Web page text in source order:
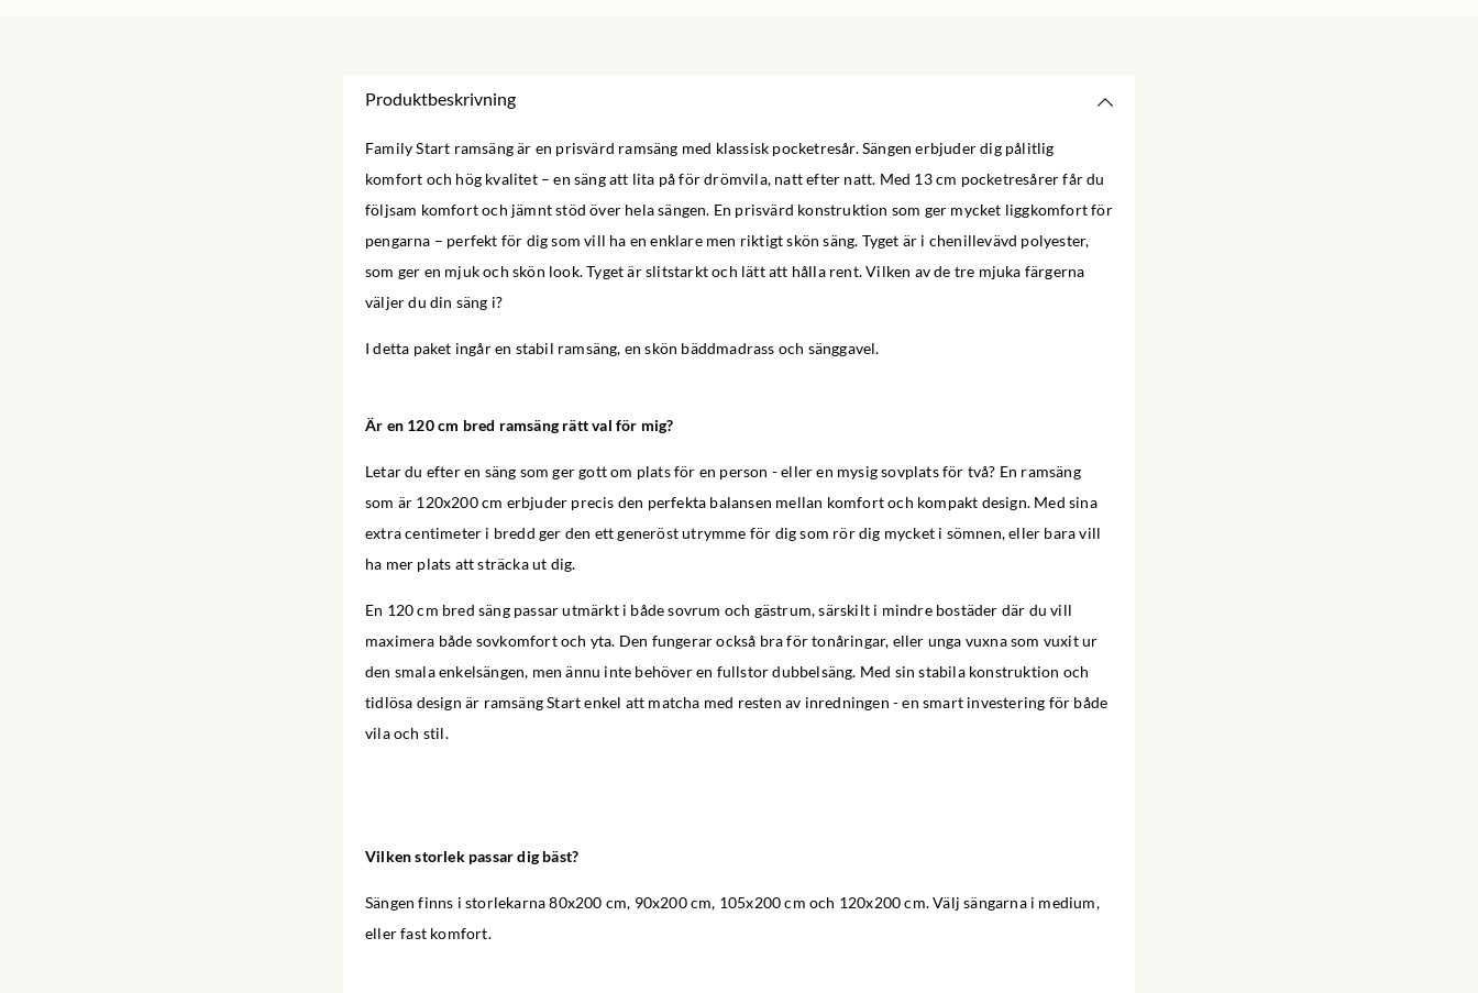
Produktbeskrivning
Family Start ramsäng är en prisvärd ramsäng med klassisk pocketresår. Sängen erbjuder dig pålitlig
komfort och hög kvalitet – en säng att lita på för drömvila, natt efter natt. Med 13 cm pocketresårer får du
följsam komfort och jämnt stöd över hela sängen. En prisvärd konstruktion som ger mycket liggkomfort för
pengarna – perfekt för dig som vill ha en enklare men riktigt skön säng. Tyget är i chenillevävd polyester,
som ger en mjuk och skön look. Tyget är slitstarkt och lätt att hålla rent. Vilken av de tre mjuka färgerna
väljer du din säng i?
I detta paket ingår en stabil ramsäng, en skön bäddmadrass och sänggavel.
Är en 120 cm bred ramsäng rätt val för mig?
Letar du efter en säng som ger gott om plats för en person - eller en mysig sovplats för två? En ramsäng
som är 120x200 cm erbjuder precis den perfekta balansen mellan komfort och kompakt design. Med sina
extra centimeter i bredd ger den ett generöst utrymme för dig som rör dig mycket i sömnen, eller bara vill
ha mer plats att sträcka ut dig.
En 120 cm bred säng passar utmärkt i både sovrum och gästrum, särskilt i mindre bostäder där du vill
maximera både sovkomfort och yta. Den fungerar också bra för tonåringar, eller unga vuxna som vuxit ur
den smala enkelsängen, men ännu inte behöver en fullstor dubbelsäng. Med sin stabila konstruktion och
tidlösa design är ramsäng Start enkel att matcha med resten av inredningen - en smart investering för både
vila och stil.
Vilken storlek passar dig bäst?
Sängen finns i storlekarna 80x200 cm, 90x200 cm, 105x200 cm och 120x200 cm. Välj sängarna i medium,
eller fast komfort.